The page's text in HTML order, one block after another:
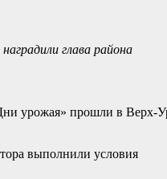
глава района
урожая» прошли в Верх-
выполнили условия